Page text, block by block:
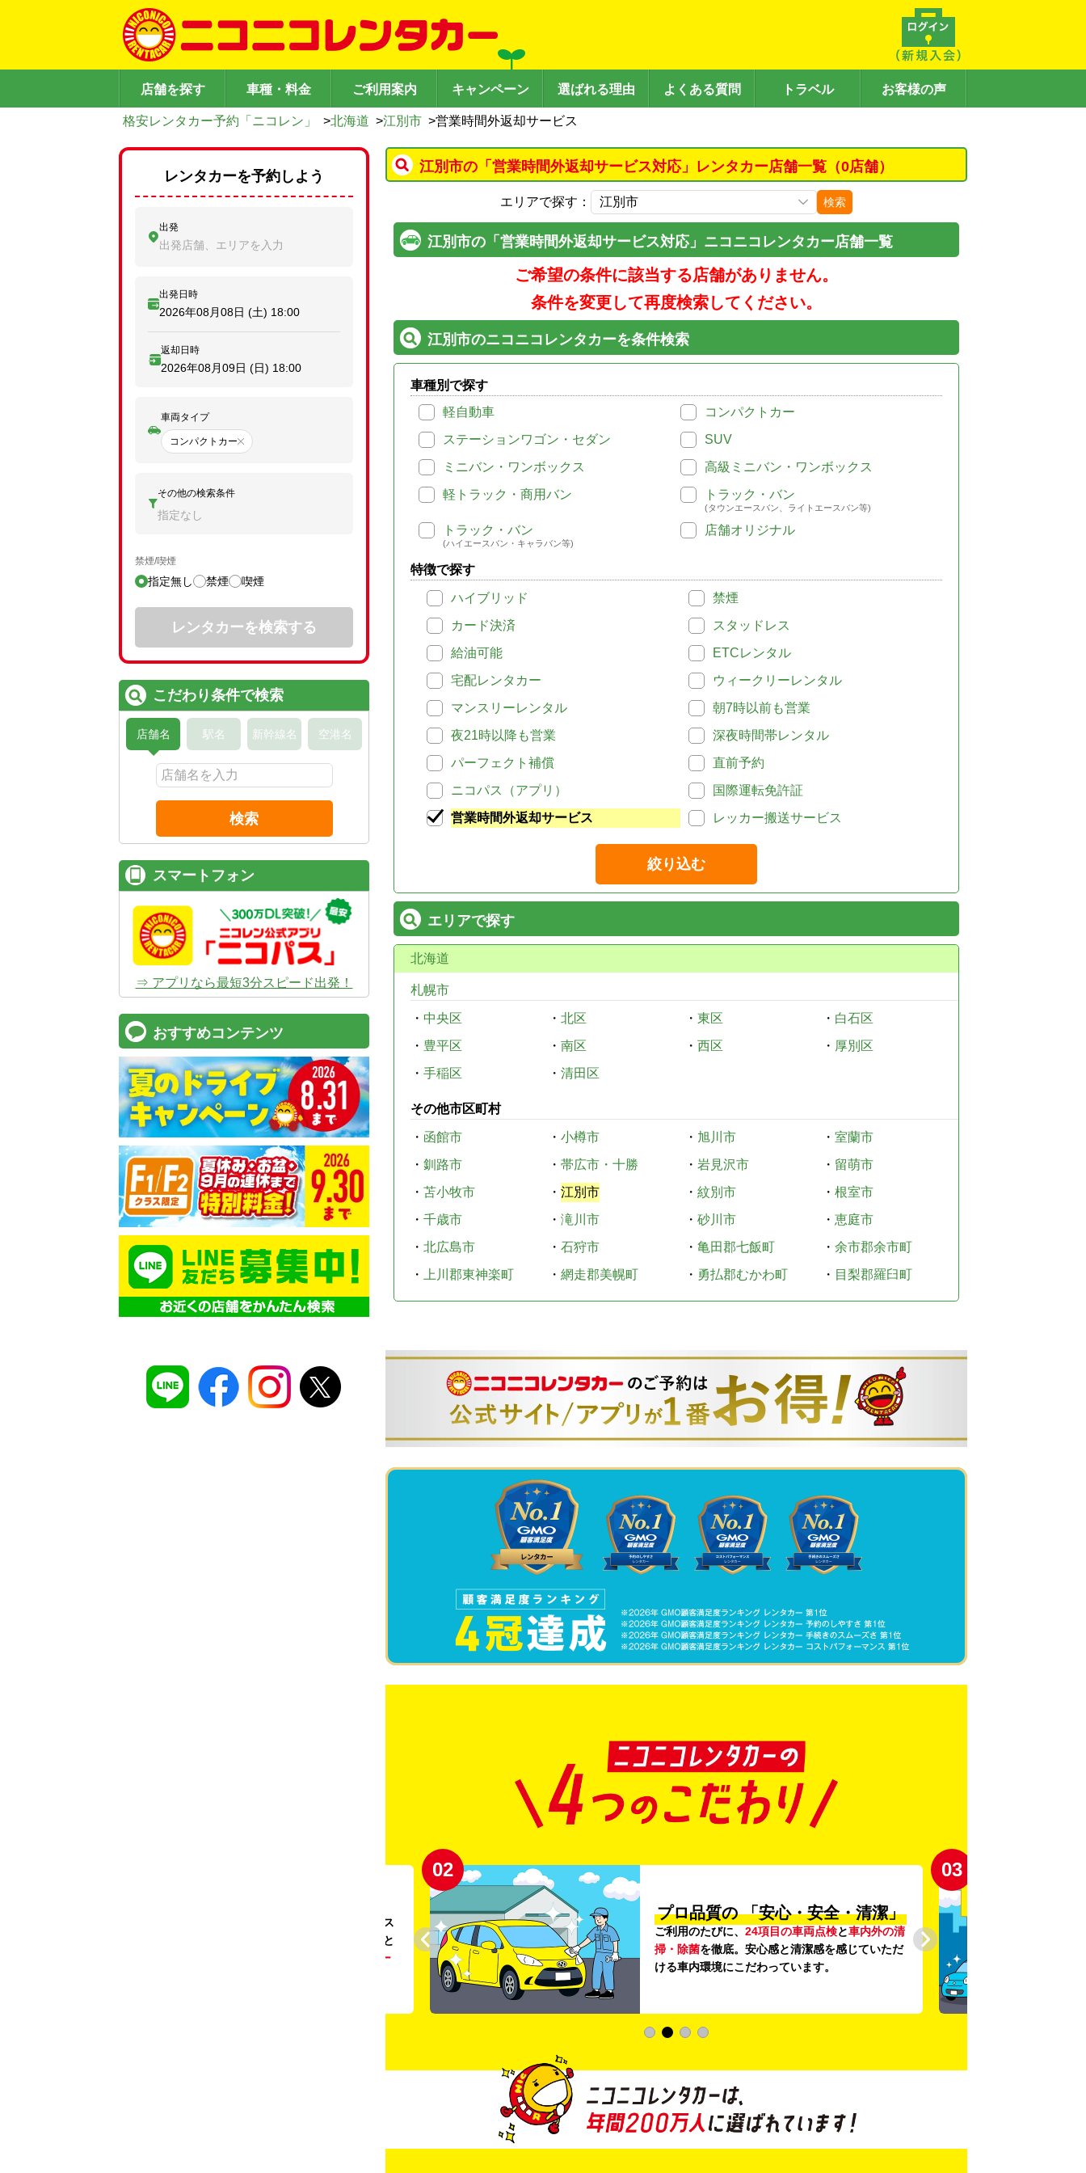
店舗を探す 車種・料金 ご利用案内 キャンペーン 選ばれる理由 よくある質問 トラベル お客様の声
格安レンタカー予約「ニコレン」 >北海道 >江別市 >営業時間外返却サービス
江別市の「営業時間外返却サービス対応」レンタカー店舗一覧（0店舗）
エリアで探す： 検索
江別市の「営業時間外返却サービス対応」ニコニコレンタカー店舗一覧
ご希望の条件に該当する店舗がありません。
条件を変更して再度検索してください。
江別市のニコニコレンタカーを条件検索
車種別で探す
軽自動車
コンパクトカー
ステーションワゴン・セダン
SUV
ミニバン・ワンボックス
高級ミニバン・ワンボックス
軽トラック・商用バン
トラック・バン
(タウンエースバン、ライトエースバン等)
トラック・バン
(ハイエースバン・キャラバン等)
店舗オリジナル
特徴で探す
ハイブリッド
禁煙
カード決済
スタッドレス
給油可能
ETCレンタル
宅配レンタカー
ウィークリーレンタル
マンスリーレンタル
朝7時以前も営業
夜21時以降も営業
深夜時間帯レンタル
パーフェクト補償
直前予約
ニコパス（アプリ）
国際運転免許証
営業時間外返却サービス
レッカー搬送サービス
絞り込む
エリアで探す
北海道
札幌市
・ 中央区 ・ 北区 ・ 東区 ・ 白石区
・ 豊平区 ・ 南区 ・ 西区 ・ 厚別区
・ 手稲区 ・ 清田区
その他市区町村
・ 函館市 ・ 小樽市 ・ 旭川市 ・ 室蘭市
・ 釧路市 ・ 帯広市・十勝 ・ 岩見沢市 ・ 留萌市
・ 苫小牧市 ・ 江別市 ・ 紋別市 ・ 根室市
・ 千歳市 ・ 滝川市 ・ 砂川市 ・ 恵庭市
・ 北広島市 ・ 石狩市 ・ 亀田郡七飯町 ・ 余市郡余市町
・
上川郡東神楽町 ・ 網走郡美幌町 ・ 勇払郡むかわ町 ・ 目梨郡羅臼町
。ガソリンス
タンドや整備工場の既存インフラを活用すること
リー
02
プロ品質の 「安心・安全・清潔」
ご利用のたびに、 24項目の車両点検と車内外の清
掃・除菌を徹底。安心感と清潔感を感じていただ
ける車内環境にこだわっています。
03
レンタカーを予約しよう
出発
出発店舗、エリアを入力
出発日時
2026年08月08日 (土) 18:00
返却日時
2026年08月09日 (日) 18:00
車両タイプ
コンパクトカー
その他の検索条件
指定なし
禁煙/喫煙
指定無し 禁煙 喫煙
レンタカーを検索する
こだわり条件で検索
店舗名 駅名 新幹線名 空港名
検索
スマートフォン
⇒ アプリなら最短3分スピード出発！
おすすめコンテンツ